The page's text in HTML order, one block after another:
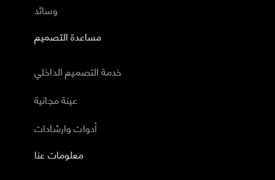
وسائد
مساعدة التصميم
خدمة التصميم الداخلي
عينة مجانية
أدوات وارشادات
معلومات عنا